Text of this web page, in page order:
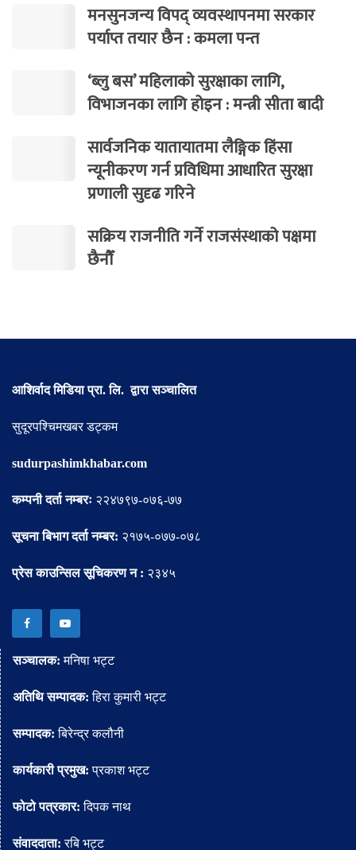
मनसुनजन्य विपद् व्यवस्थापनमा सरकार
पर्याप्त तयार छैन : कमला पन्त
‘ब्लु बस’ महिलाको सुरक्षाका लागि,
विभाजनका लागि होइन : मन्त्री सीता बादी
सार्वजनिक यातायातमा लैङ्गिक हिंसा
न्यूनीकरण गर्न प्रविधिमा आधारित सुरक्षा
प्रणाली सुदृढ गरिने
सक्रिय राजनीति गर्ने राजसंस्थाको पक्षमा
छैनौँ
आशिर्वाद मिडिया प्रा. लि. द्वारा सञ्चालित
सुदूरपश्चिमखबर डट्कम
sudurpashimkhabar.com
कम्पनी दर्ता नम्बरः २२४७९७-०७६-७७
सूचना बिभाग दर्ता नम्बर: २१७५-०७७-०७८
प्रेस काउन्सिल सूचिकरण न : २३४५
सञ्चालक: मनिषा भट्ट
अतिथि सम्पादक: हिरा कुमारी भट्ट
सम्पादक: बिरेन्द्र कलौनी
कार्यकारी प्रमुख: प्रकाश भट्ट
फोटो पत्रकार: दिपक नाथ
संवाददाता: रबि भट्ट